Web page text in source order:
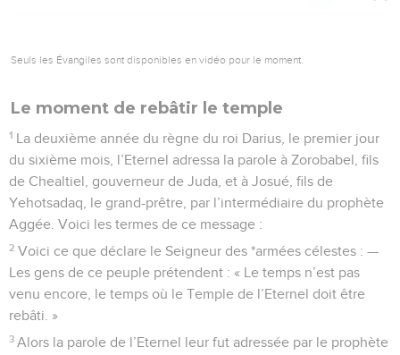
Seuls les Évangiles sont disponibles en vidéo pour le moment.
Le moment de rebâtir le temple
1 La deuxième année du règne du roi Darius, le premier jour
du sixième mois, l’Eternel adressa la parole à Zorobabel, fils
de Chealtiel, gouverneur de Juda, et à Josué, fils de
Yehotsadaq, le grand-prêtre, par l’intermédiaire du prophète
Aggée. Voici les termes de ce message :
2 Voici ce que déclare le Seigneur des *armées célestes : —
Les gens de ce peuple prétendent : « Le temps n’est pas
venu encore, le temps où le Temple de l’Eternel doit être
rebâti. »
3 Alors la parole de l’Eternel leur fut adressée par le prophète